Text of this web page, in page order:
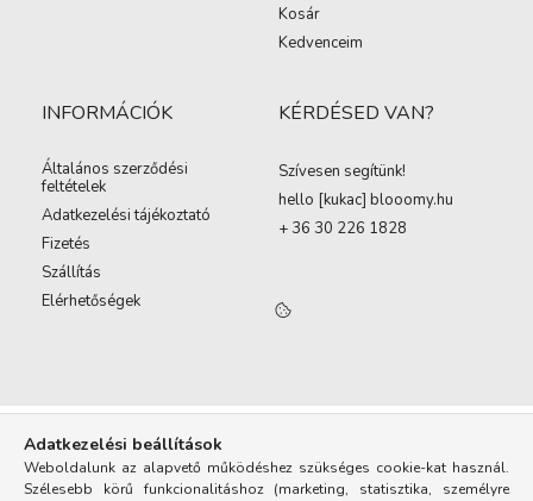
Kosár
Kedvenceim
INFORMÁCIÓK
Általános szerződési
feltételek
Adatkezelési tájékoztató
Fizetés
Szállítás
Elérhetőségek
KÉRDÉSED VAN?
Szívesen segítünk!
hello [kukac] blooomy.hu
+ 36 30 226 1828
Adatkezelési beállítások
Weboldalunk az alapvető működéshez szükséges cookie-kat használ.
Szélesebb körű funkcionalitáshoz (marketing, statisztika, személyre